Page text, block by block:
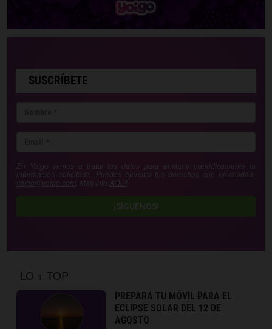
SUSCRÍBETE
En Yoigo vamos a tratar tus datos para enviarte periódicamente la
información solicitada. Puedes ejercitar tus derechos con privacidad-
yoigo@yoigo.com . Más Info AQUÍ
¡SÍGUENOS!
LO + TOP
PREPARA TU MÓVIL PARA EL
ECLIPSE SOLAR DEL 12 DE
AGOSTO